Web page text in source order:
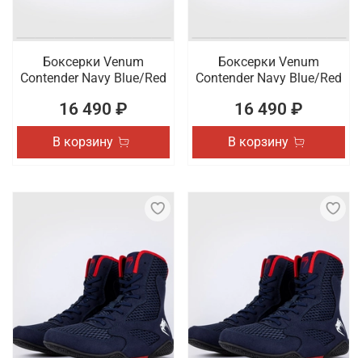
Боксерки Venum
Contender Navy Blue/Red
16 490 ₽
В корзину
Боксерки Venum
Contender Navy Blue/Red
16 490 ₽
В корзину